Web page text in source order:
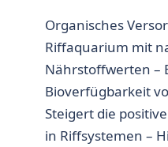
Organisches
Riffaquarium mit
Nährstoffwerten –
Bioverfügbarkeit
Steigert die
in Riffsystemen –